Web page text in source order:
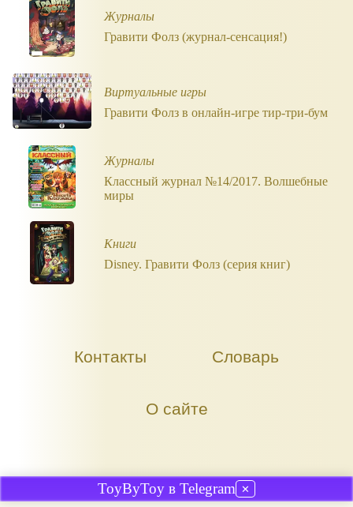
Журналы
Гравити Фолз (журнал-сенсация!)
Виртуальные игры
Гравити Фолз в онлайн-игре тир-три-бум
Журналы
Классный журнал №14/2017. Волшебные
миры
Книги
Disney. Гравити Фолз (серия книг)
Контакты Словарь
О сайте
ToyByToy в Telegram ✕